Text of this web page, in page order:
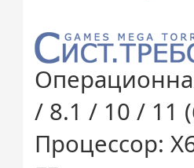
/ 8.1 / 10 / 11
Процессор: